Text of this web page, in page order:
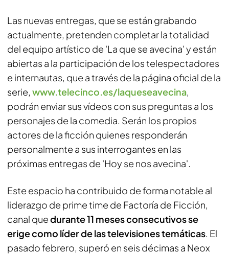
Las nuevas entregas, que se están grabando
actualmente, pretenden completar la totalidad
del equipo artístico de 'La que se avecina' y están
abiertas a la participación de los telespectadores
e internautas, que a través de la página oficial de la
serie, www.telecinco.es/laqueseavecina,
podrán enviar sus vídeos con sus preguntas a los
personajes de la comedia. Serán los propios
actores de la ficción quienes responderán
personalmente a sus interrogantes en las
próximas entregas de 'Hoy se nos avecina'.
Este espacio ha contribuido de forma notable al
liderazgo de prime time de Factoría de Ficción,
canal quedurante 11 meses consecutivos se
erige como líder de las televisiones temáticas. El
pasado febrero, superó en seis décimas a Neox